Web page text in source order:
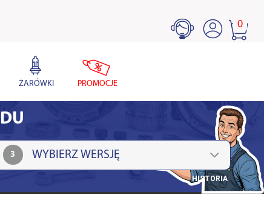
0
ŻARÓWKI PROMOCJE
3
HISTORIA